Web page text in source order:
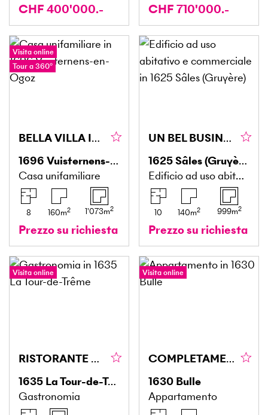
CHF 400'000.- CHF 710'000.-
Visita online
Tour a 360°
BELLA VILLA IN CAMPAGNA CON VISTA MOZZAFIATO
1696 Vuisternens-en-Ogoz
Casa unifamiliare
8 160m2 1'073m2
Prezzo su richiesta
UN BEL BUSINESS DA RILEVARE
1625Sâles (Gruyère)
Edificio ad uso abitativo e commerciale
10 140m2 999m2
Prezzo su richiesta
Visita online
RISTORANTE CALDO E SPAZIOSO
1635 La Tour-de-Trême
Gastronomia
Visita online
COMPLETAMENTE RINNOVATO
1630 Bulle
Appartamento